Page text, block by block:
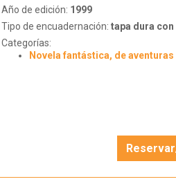
Año de edición: 1999
Tipo de encuadernación: tapa dura con
Categorías:
Novela fantástica, de aventuras